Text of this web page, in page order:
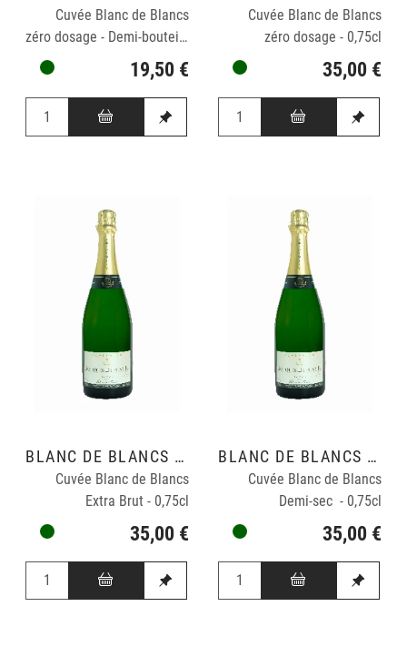
Cuvée Blanc de Blancs
zéro dosage - Demi-bouteille : 0,375cl
19,50 €
Cuvée Blanc de Blancs
zéro dosage - 0,75cl
35,00 €
BLANC DE BLANCS GRAND CRU
Cuvée Blanc de Blancs
Extra Brut - 0,75cl
35,00 €
BLANC DE BLANCS GRAND CRU
Cuvée Blanc de Blancs
Demi-sec - 0,75cl
35,00 €